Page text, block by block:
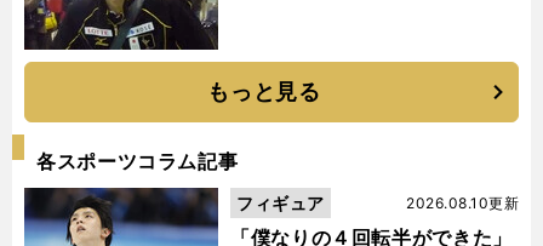
もっと見る
各スポーツコラム記事
「僕なりの４回転半ができた」
2026.08.10更新
フィギュア